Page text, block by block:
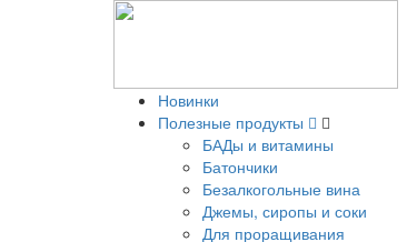
Новинки
Полезные продукты
БАДы и витамины
Батончики
Безалкогольные вина
Джемы, сиропы и соки
Для проращивания